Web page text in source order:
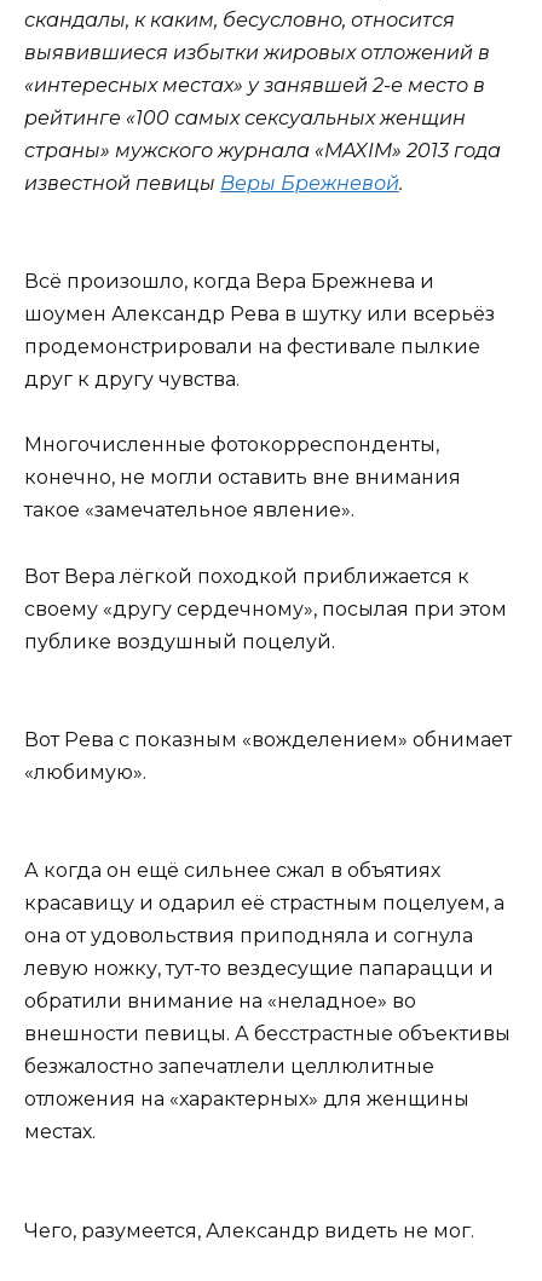
скандалы, к каким, бесусловно, относится
выявившиеся избытки жировых отложений в
«интересных местах» у занявшей 2-е место в
рейтинге «100 самых сексуальных женщин
страны» мужского журнала «MAXIM» 2013 года
известной певицы Веры Брежневой.
Всё произошло, когда Вера Брежнева и
шоумен Александр Рева в шутку или всерьёз
продемонстрировали на фестивале пылкие
друг к другу чувства.
Многочисленные фотокорреспонденты,
конечно, не могли оставить вне внимания
такое «замечательное явление».
Вот Вера лёгкой походкой приближается к
своему «другу сердечному», посылая при этом
публике воздушный поцелуй.
Вот Рева с показным «вожделением» обнимает
«любимую».
А когда он ещё сильнее сжал в объятиях
красавицу и одарил её страстным поцелуем, а
она от удовольствия приподняла и согнула
левую ножку, тут-то вездесущие папарацци и
обратили внимание на «неладное» во
внешности певицы. А бесстрастные объективы
безжалостно запечатлели целлюлитные
отложения на «характерных» для женщины
местах.
Чего, разумеется, Александр видеть не мог.